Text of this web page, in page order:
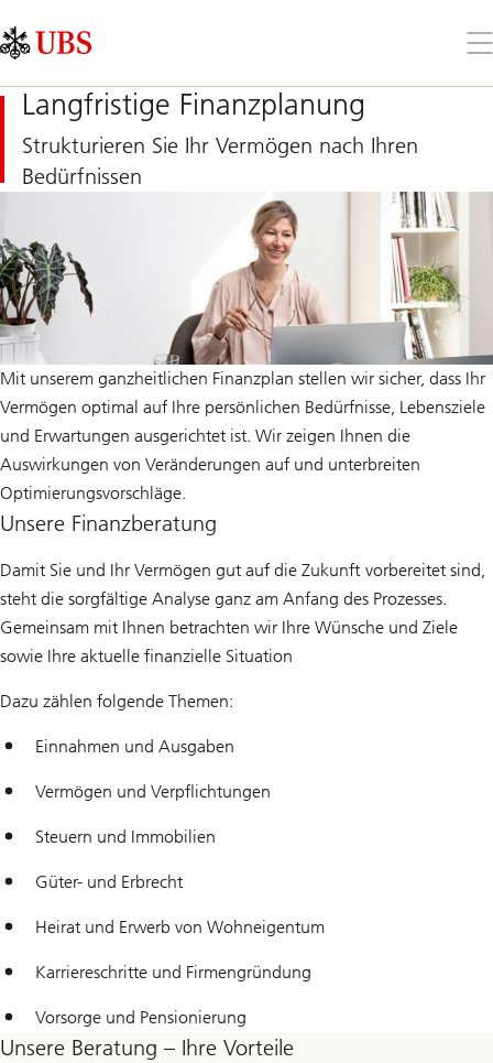
Links
Area
Sie
Langfristige Finanzplanung
Strukturieren Sie Ihr Vermögen nach Ihren
Bedürfnissen
Mit unserem ganzheitlichen Finanzplan stellen wir sicher, dass Ihr
Vermögen optimal auf Ihre persönlichen Bedürfnisse, Lebensziele
und Erwartungen ausgerichtet ist. Wir zeigen Ihnen die
Auswirkungen von Veränderungen auf und unterbreiten
Optimierungsvorschläge.
Unsere Finanzberatung
Damit Sie und Ihr Vermögen gut auf die Zukunft vorbereitet sind,
steht die sorgfältige Analyse ganz am Anfang des Prozesses.
Gemeinsam mit Ihnen betrachten wir Ihre Wünsche und Ziele
sowie Ihre aktuelle finanzielle Situation
Dazu zählen folgende Themen:
Einnahmen und Ausgaben
Vermögen und Verpflichtungen
Steuern und Immobilien
Güter- und Erbrecht
Heirat und Erwerb von Wohneigentum
Karriereschritte und Firmengründung
Vorsorge und Pensionierung
Unsere Beratung – Ihre Vorteile